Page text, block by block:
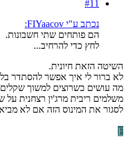
#11
נכתב ע"י FIYaacov:
הם פותחים שתי חשבונות.
לחץ כדי להרחיב...
השיטה הזאת חיונית.
לא ברור לי איך אפשר להסתדר
מה עושים כשרוצים למשוך
לסגור את המינוס הזה אם לא
F